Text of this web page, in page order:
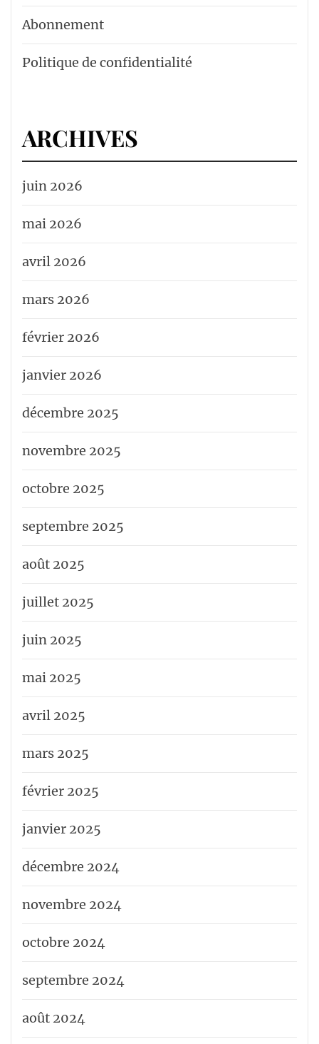
Abonnement
Politique de confidentialité
ARCHIVES
juin 2026
mai 2026
avril 2026
mars 2026
février 2026
janvier 2026
décembre 2025
novembre 2025
octobre 2025
septembre 2025
août 2025
juillet 2025
juin 2025
mai 2025
avril 2025
mars 2025
février 2025
janvier 2025
décembre 2024
novembre 2024
octobre 2024
septembre 2024
août 2024